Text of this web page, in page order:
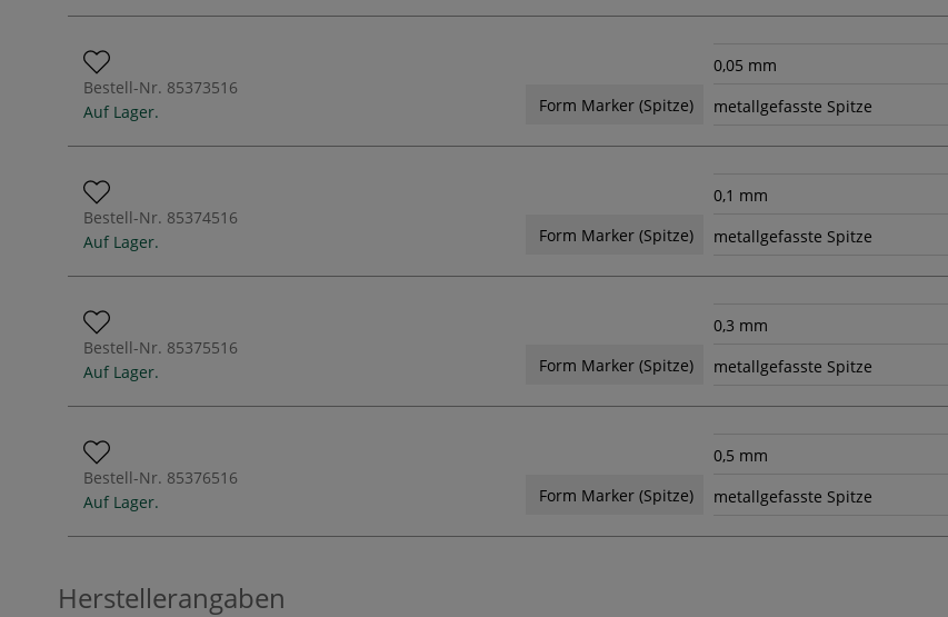
Bestell-Nr. 85373516
Auf Lager.
0,05 mm
Form Marker (Spitze)
metallgefasste Spitze
Bestell-Nr. 85374516
Auf Lager.
0,1 mm
Form Marker (Spitze)
metallgefasste Spitze
Bestell-Nr. 85375516
Auf Lager.
0,3 mm
Form Marker (Spitze)
metallgefasste Spitze
Bestell-Nr. 85376516
Auf Lager.
0,5 mm
Form Marker (Spitze)
metallgefasste Spitze
Herstellerangaben